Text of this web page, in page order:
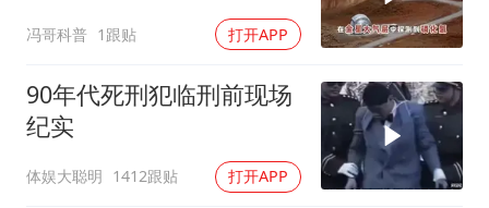
乐享全民健身 共筑健康中国
冯哥科普 1跟贴 打开APP
90年代死刑犯临刑前现场
纪实
体娱大聪明 1412跟贴 打开APP